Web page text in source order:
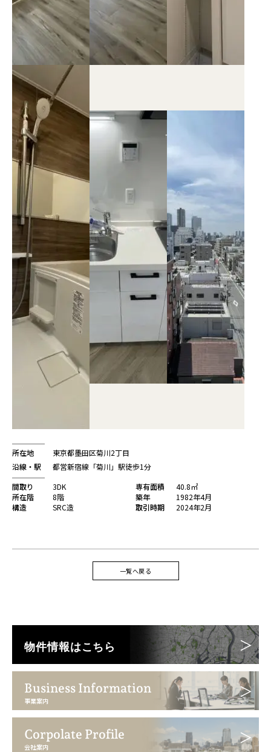
所在地
東京都墨田区菊川2丁目
沿線・駅
都営新宿線「菊川」駅徒歩1分
間取り
3DK 専有面積
40.8㎡
所在階
8階 築年
1982年4月
構造
SRC造 取引時期 2024年2月
一覧へ戻る
物件情報はこちら
Business Information
事業案内
Corpolate Profile
会社案内